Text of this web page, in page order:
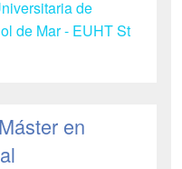
de
de Mar - EUHT St
en